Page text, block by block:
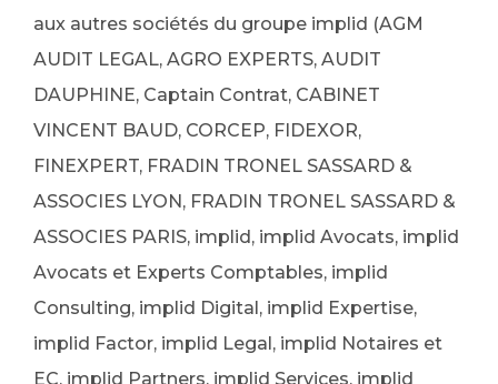
aux autres sociétés du groupe implid (AGM
AUDIT LEGAL, AGRO EXPERTS, AUDIT
DAUPHINE, Captain Contrat, CABINET
VINCENT BAUD, CORCEP, FIDEXOR,
FINEXPERT, FRADIN TRONEL SASSARD &
ASSOCIES LYON, FRADIN TRONEL SASSARD &
ASSOCIES PARIS, implid, implid Avocats, implid
Avocats et Experts Comptables, implid
Consulting, implid Digital, implid Expertise,
implid Factor, implid Legal, implid Notaires et
EC, implid Partners, implid Services, implid